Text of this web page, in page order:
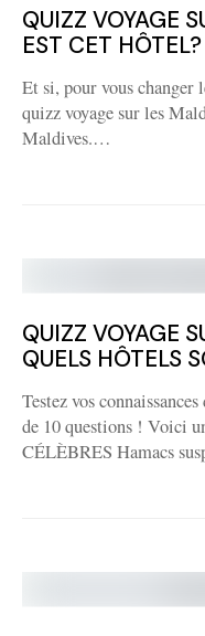
QUIZZ VOYAGE
EST CET HÔTEL?
Et si, pour vous changer
quizz voyage sur les
Maldives.…
QUIZZ VOYAGE
QUELS HÔTELS
Testez vos
de 10 questions ! Voici
CÉLÈBRES Hamacs